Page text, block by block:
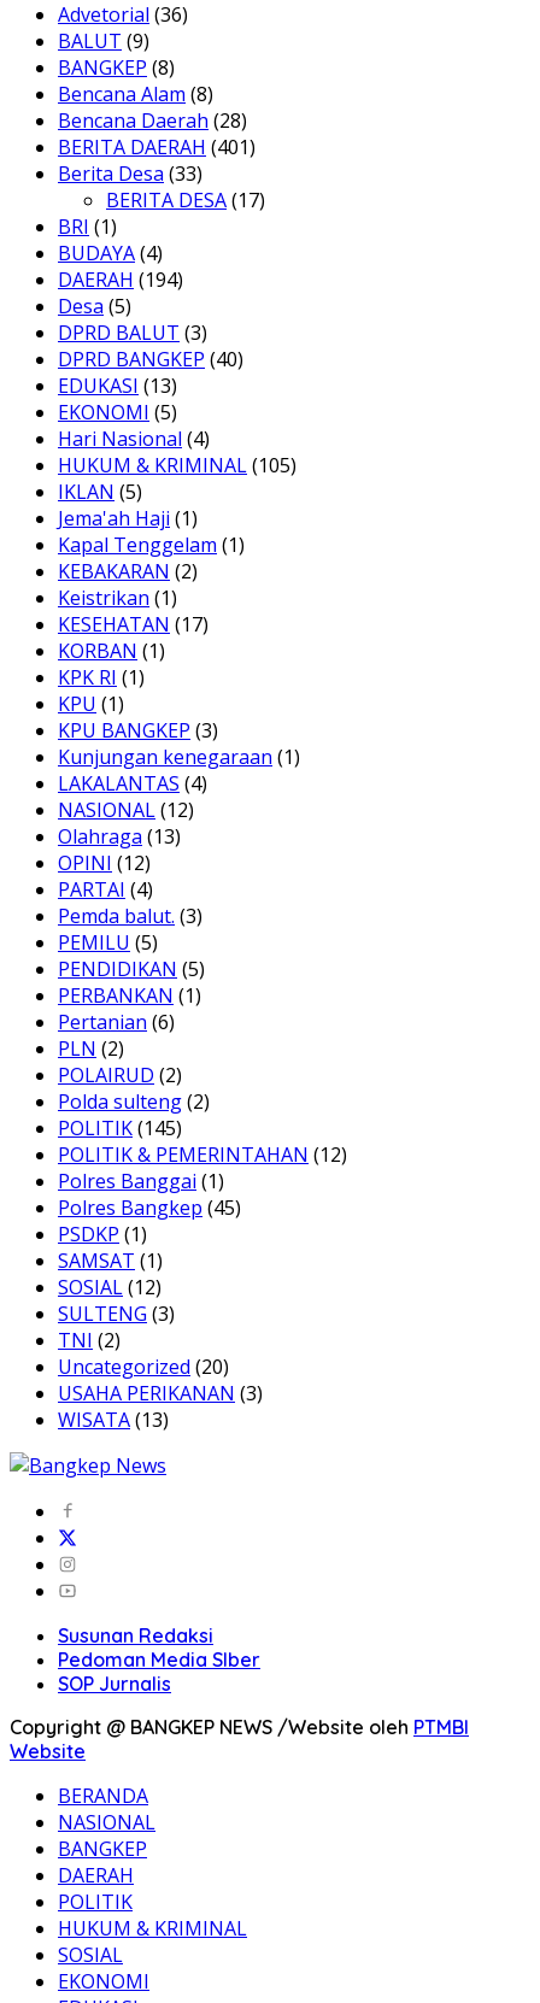
Advetorial (36)
BALUT (9)
BANGKEP (8)
Bencana Alam (8)
Bencana Daerah (28)
BERITA DAERAH (401)
Berita Desa (33)
BERITA DESA(17)
BRI (1)
BUDAYA(4)
DAERAH (194)
Desa (5)
DPRD BALUT (3)
DPRD BANGKEP (40)
EDUKASI (13)
EKONOMI (5)
Hari Nasional (4)
HUKUM & KRIMINAL(105)
IKLAN (5)
Jema'ah Haji (1)
Kapal Tenggelam (1)
KEBAKARAN (2)
Keistrikan (1)
KESEHATAN (17)
KORBAN (1)
KPK RI (1)
KPU (1)
KPU BANGKEP (3)
Kunjungan kenegaraan (1)
LAKALANTAS (4)
NASIONAL(12)
Olahraga (13)
OPINI (12)
PARTAI (4)
Pemda balut. (3)
PEMILU (5)
PENDIDIKAN (5)
PERBANKAN (1)
Pertanian (6)
PLN (2)
POLAIRUD (2)
Polda sulteng(2)
POLITIK(145)
POLITIK & PEMERINTAHAN (12)
Polres Banggai (1)
Polres Bangkep (45)
PSDKP (1)
SAMSAT (1)
SOSIAL(12)
SULTENG (3)
TNI (2)
Uncategorized (20)
USAHA PERIKANAN (3)
WISATA(13)
Susunan Redaksi
Pedoman Media SIber
SOP Jurnalis
Copyright @ BANGKEP NEWS /Website oleh PTMBI
Website
BERANDA
NASIONAL
BANGKEP
DAERAH
POLITIK
HUKUM & KRIMINAL
SOSIAL
EKONOMI